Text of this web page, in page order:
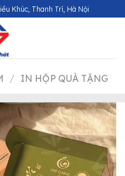
Khúc, Thanh Trì, Hà Nội
/ IN HỘP QUÀ TẶNG